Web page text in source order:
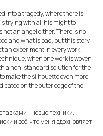
into a tragedy, where there is
trying with all his might to
not an angel either. There is no
and what is bad, but this story
an experiment in every work.
when one work is woven
a non-standard solution for the
make the silhouette even more
on the outer edge of the
- новые техники,
и всё, что меня вдохновляет